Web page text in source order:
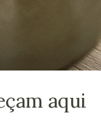
aqui